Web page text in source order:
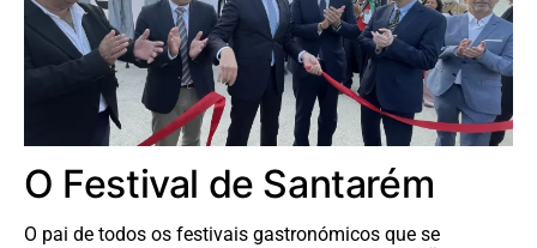
O Festival de Santarém
O pai de todos os festivais gastronómicos que se